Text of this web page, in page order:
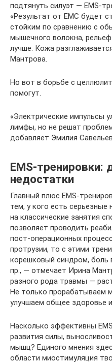
подтянуть силуэт — EMS-
«Результат от ЕМС будет
стойким по сравнению с
мышечного волокна,
лучше. Кожа
Мантрова.
Но вот в борьбе с
помогут.
«Электрические импульсы
лимфы, но не решат
добавляет Эмилия
EMS-тренировки:
недостатки
Главный плюс EMS-
тем, у кого есть серьезные
на классические занятия
позволяет проводить
пост-операционных
протрузии, то с этими
корешковый синдром, боль
пр., — отмечает Ирина
разного рода травмы —
Не только прорабатываем
улучшаем общее здоровье
Насколько эффективны
развития силы,
мышц? Единого мнения
области миостимуляция